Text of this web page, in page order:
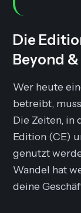
Die
Beyond
Wer heute
betreibt,
Die Zeiten, in
Edition (CE)
genutzt
Wandel hat
deine